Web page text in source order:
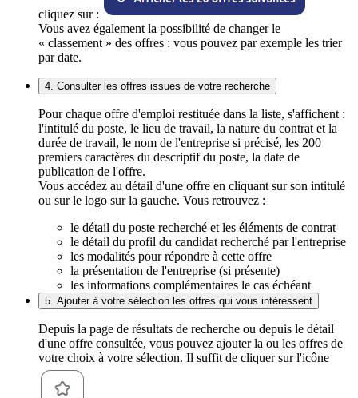
cliquez sur :
Vous avez également la possibilité de changer le
« classement » des offres : vous pouvez par exemple les trier
par date.
4. Consulter les offres issues de votre recherche
Pour chaque offre d'emploi restituée dans la liste, s'affichent :
l'intitulé du poste, le lieu de travail, la nature du contrat et la
durée de travail, le nom de l'entreprise si précisé, les 200
premiers caractères du descriptif du poste, la date de
publication de l'offre.
Vous accédez au détail d'une offre en cliquant sur son intitulé
ou sur le logo sur la gauche. Vous retrouvez :
le détail du poste recherché et les éléments de contrat
le détail du profil du candidat recherché par l'entreprise
les modalités pour répondre à cette offre
la présentation de l'entreprise (si présente)
les informations complémentaires le cas échéant
5. Ajouter à votre sélection les offres qui vous intéressent
Depuis la page de résultats de recherche ou depuis le détail
d'une offre consultée, vous pouvez ajouter la ou les offres de
votre choix à votre sélection. Il suffit de cliquer sur l'icône